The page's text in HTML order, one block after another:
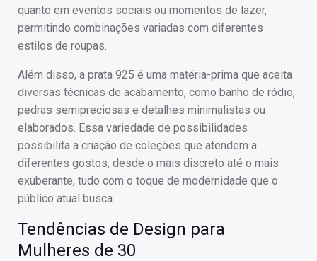
quanto em eventos sociais ou momentos de lazer,
permitindo combinações variadas com diferentes
estilos de roupas.
Além disso, a prata 925 é uma matéria-prima que aceita
diversas técnicas de acabamento, como banho de ródio,
pedras semipreciosas e detalhes minimalistas ou
elaborados. Essa variedade de possibilidades
possibilita a criação de coleções que atendem a
diferentes gostos, desde o mais discreto até o mais
exuberante, tudo com o toque de modernidade que o
público atual busca.
Tendências de Design para
Mulheres de 30